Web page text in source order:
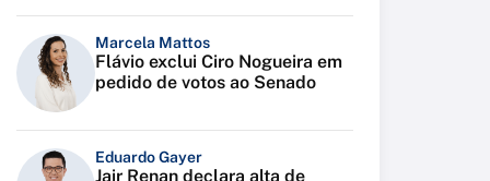
Marcela Mattos
Flávio exclui Ciro Nogueira em
pedido de votos ao Senado
Eduardo Gayer
Jair Renan declara alta de